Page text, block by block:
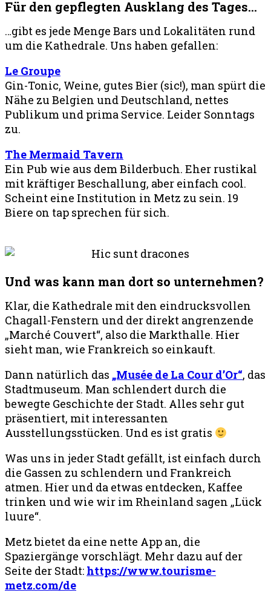
Für den gepflegten Ausklang des Tages...
…gibt es jede Menge Bars und Lokalitäten rund
um die Kathedrale. Uns haben gefallen:
Le Groupe
Gin-Tonic, Weine, gutes Bier (sic!), man spürt die
Nähe zu Belgien und Deutschland, nettes
Publikum und prima Service. Leider Sonntags
zu.
The Mermaid Tavern
Ein Pub wie aus dem Bilderbuch. Eher rustikal
mit kräftiger Beschallung, aber einfach cool.
Scheint eine Institution in Metz zu sein. 19
Biere on tap sprechen für sich.
Und was kann man dort so unternehmen?
Klar, die Kathedrale mit den eindrucksvollen
Chagall-Fenstern und der direkt angrenzende
„Marché Couvert“, also die Markthalle. Hier
sieht man, wie Frankreich so einkauft.
Dann natürlich das „Musée de La Cour d’Or“, das
Stadtmuseum. Man schlendert durch die
bewegte Geschichte der Stadt. Alles sehr gut
präsentiert, mit interessanten
Ausstellungsstücken. Und es ist gratis
Was uns in jeder Stadt gefällt, ist einfach durch
die Gassen zu schlendern und Frankreich
atmen. Hier und da etwas entdecken, Kaffee
trinken und wie wir im Rheinland sagen „Lück
luure“.
Metz bietet da eine nette App an, die
Spaziergänge vorschlägt. Mehr dazu auf der
Seite der Stadt: https://www.tourisme-
metz.com/de